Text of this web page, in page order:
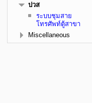
ปวส
ระบบชุมสาย
โทรศัพท์ตู้สาขา
Miscellaneous